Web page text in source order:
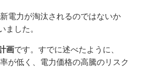
電力が淘汰されるのではないか
ました。
画です。すでに述べたように、
が低く、電力価格の高騰のリスク